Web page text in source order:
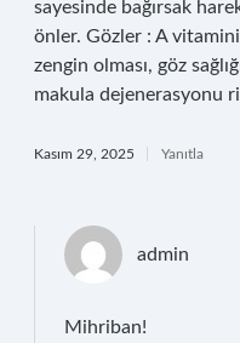
sayesinde bağırsak
önler. Gözler : A
zengin olması, göz
makula dejenerasyonu
Kasım 29, 2025 Yanıtla
admin
Mihriban!